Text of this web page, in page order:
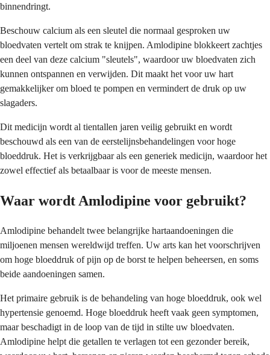
binnendringt.
Beschouw calcium als een sleutel die normaal gesproken uw
bloedvaten vertelt om strak te knijpen. Amlodipine blokkeert zachtjes
een deel van deze calcium "sleutels", waardoor uw bloedvaten zich
kunnen ontspannen en verwijden. Dit maakt het voor uw hart
gemakkelijker om bloed te pompen en vermindert de druk op uw
slagaders.
Dit medicijn wordt al tientallen jaren veilig gebruikt en wordt
beschouwd als een van de eerstelijnsbehandelingen voor hoge
bloeddruk. Het is verkrijgbaar als een generiek medicijn, waardoor het
zowel effectief als betaalbaar is voor de meeste mensen.
Waar wordt Amlodipine voor gebruikt?
Amlodipine behandelt twee belangrijke hartaandoeningen die
miljoenen mensen wereldwijd treffen. Uw arts kan het voorschrijven
om hoge bloeddruk of pijn op de borst te helpen beheersen, en soms
beide aandoeningen samen.
Het primaire gebruik is de behandeling van hoge bloeddruk, ook wel
hypertensie genoemd. Hoge bloeddruk heeft vaak geen symptomen,
maar beschadigt in de loop van de tijd in stilte uw bloedvaten.
Amlodipine helpt die getallen te verlagen tot een gezonder bereik,